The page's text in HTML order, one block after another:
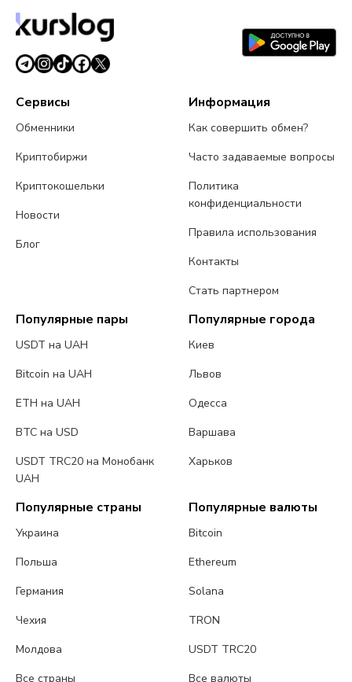
30 июля 2026 г.4 мин чтения
Сервисы
Обменники
Криптобиржи
Криптокошельки
Новости
Блог
Информация
Как совершить обмен?
Часто задаваемые вопросы
Политика
конфиденциальности
Правила использования
Контакты
Стать партнером
Популярные пары
USDT на UAH
Bitcoin на UAH
ETH на UAH
BTC на USD
USDT TRC20 на Монобанк
UAH
Популярные города
Киев
Львов
Одесса
Варшава
Харьков
Популярные страны
Украина
Польша
Германия
Чехия
Молдова
Все страны
Популярные валюты
Bitcoin
Ethereum
Solana
TRON
USDT TRC20
Все валюты